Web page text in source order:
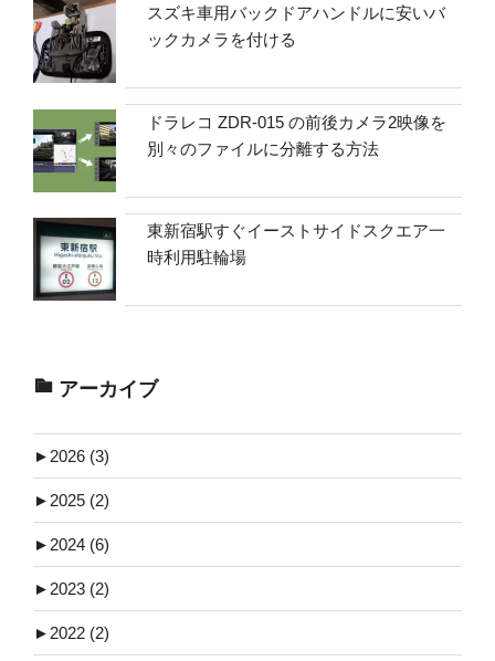
スズキ車用バックドアハンドルに安いバ
ックカメラを付ける
ドラレコ ZDR-015 の前後カメラ2映像を
別々のファイルに分離する方法
東新宿駅すぐイーストサイドスクエア一
時利用駐輪場
アーカイブ
► 2026 (3)
► 2025 (2)
► 2024 (6)
► 2023 (2)
► 2022 (2)